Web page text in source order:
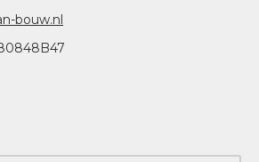
bouw.nl